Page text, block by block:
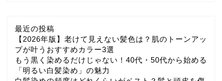
最近の投稿
【2026年版】老けて見えない髪色は？肌のトーンアッ
プが叶うおすすめカラー3選
もう黒く染めるだけじゃない！40代・50代から始める
「明るい白髪染め」の魅力